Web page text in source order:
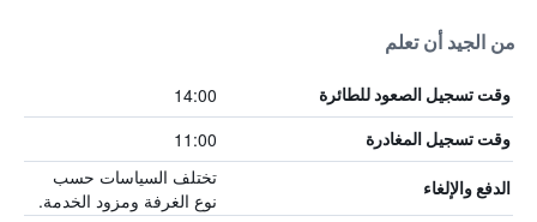
من الجيد أن تعلم
وقت تسجيل الصعود للطائرة 14:00
وقت تسجيل المغادرة 11:00
الدفع والإلغاء
تختلف السياسات حسب
نوع الغرفة ومزود الخدمة.